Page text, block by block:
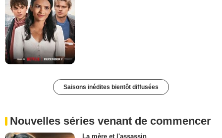
Saisons inédites bientôt diffusées
Nouvelles séries venant de commencer
La mère et l'assassin